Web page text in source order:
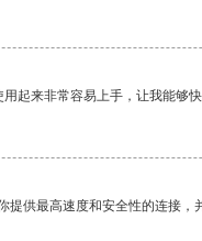
起来非常容易上手，让我能够快
提供最高速度和安全性的连接，